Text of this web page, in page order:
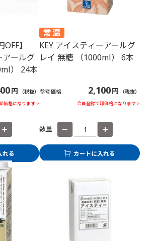
】
アールグ
） 24本
円 （税抜）
価格になります >
KEY アイスティーアールグ
レイ 無糖 （1000ml） 6本
参考価格 2,100円 （税抜）
会員登録で卸価格になります >
数量